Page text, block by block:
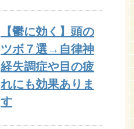
【鬱に効く】頭の
ツボ７選→自律神
経失調症や目の疲
れにも効果ありま
す